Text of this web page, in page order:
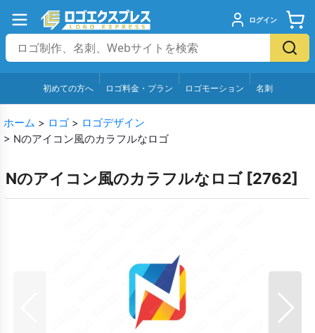
ログイン
初めての方へ ロゴ料金・プラン ロゴモーション 名刺
ホーム > ロゴ > ロゴデザイン
> Nのアイコン風のカラフルなロゴ
Nのアイコン風のカラフルなロゴ [2762]